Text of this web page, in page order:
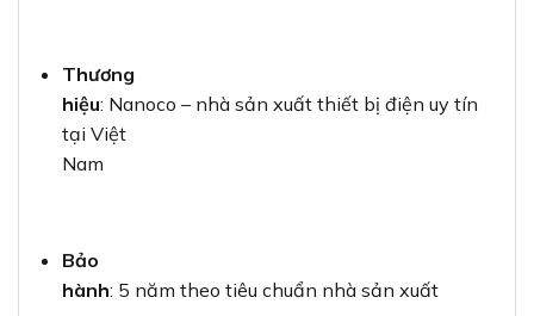
Thương
hiệu: Nanoco – nhà sản xuất thiết bị điện uy tín
tại Việt
Nam
Bảo
hành: 5 năm theo tiêu chuẩn nhà sản xuất